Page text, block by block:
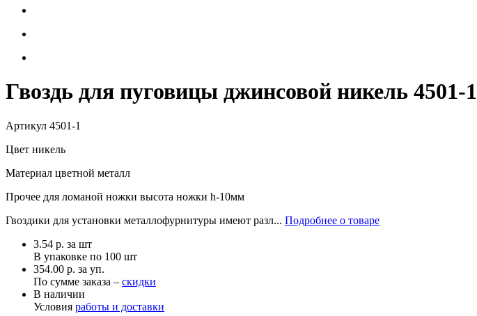
Гвоздь для пуговицы джинсовой никель 4501-1
Артикул 4501-1
Цвет никель
Материал цветной металл
Прочее для ломаной ножки высота ножки h-10мм
Гвоздики для установки металлофурнитуры имеют разл... Подробнее о товаре
3.54 р. за шт
В упаковке по 100 шт
354.00 р. за уп.
По сумме заказа – скидки
В наличии
Условия работы и доставки